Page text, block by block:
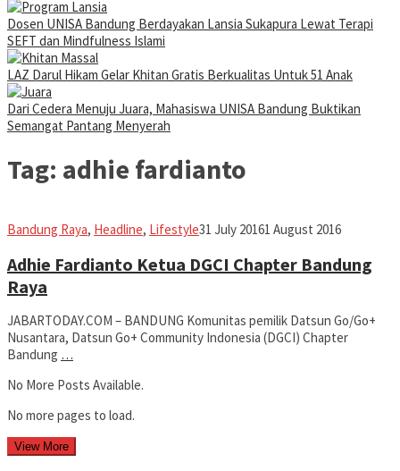
Dosen UNISA Bandung Berdayakan Lansia Sukapura Lewat Terapi
SEFT dan Mindfulness Islami
LAZ Darul Hikam Gelar Khitan Gratis Berkualitas Untuk 51 Anak
Dari Cedera Menuju Juara, Mahasiswa UNISA Bandung Buktikan
Semangat Pantang Menyerah
Tag: adhie fardianto
Bandung Raya, Headline, LifestyleJabar
31 July 20161 August 2016
Adhie Fardianto Ketua DGCI Chapter Bandung
Raya
JABARTODAY.COM – BANDUNG Komunitas pemilik Datsun Go/Go+
Nusantara, Datsun Go+ Community Indonesia (DGCI) Chapter
Bandung …
No More Posts Available.
No more pages to load.
View More